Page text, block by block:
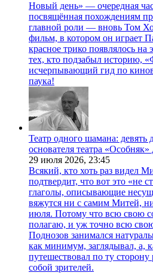
Новый день» — очередная
посвящённая похождениям
главной роли — вновь Том
фильм, в котором он играет
красное трико появлялось на
тех, кто подзабыл историю,
исчерпывающий гид по
паука!
Театр одного шамана: девять
основателя театра
29 июля 2026, 23:45
Всякий, кто хоть раз видел
подтвердит, что вот это «не
глаголы, описывающие
вяжутся ни с самим Митей,
июля. Потому что всю свою
полагаю, и уж точно всю
Поднозов занимался
как минимум, заглядывал, а,
путешествовал по ту сторону
собой зрителей.